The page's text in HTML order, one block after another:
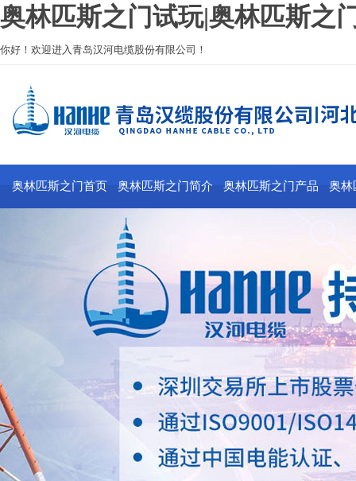
奥林匹斯之门试玩|奥林匹
你好！欢迎进入青岛汉河电缆股份有限公司！
奥林匹斯之门首页 奥林匹斯之门简介 奥林匹斯之门产品 奥林匹